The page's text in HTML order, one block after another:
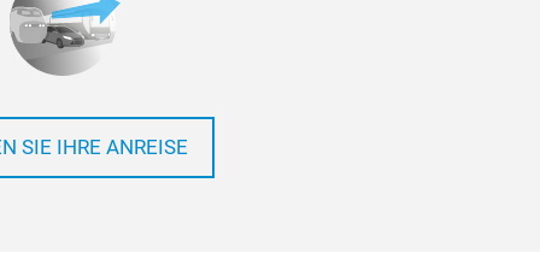
SIE IHRE ANREISE